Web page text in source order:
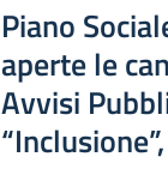
Piano
aperte le
Avvisi